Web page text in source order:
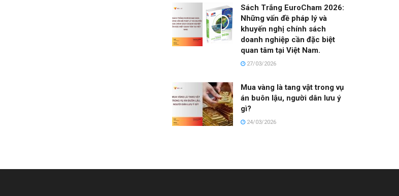
Sách Trắng EuroCham 2026:
Những vấn đề pháp lý và
khuyến nghị chính sách
doanh nghiệp cần đặc biệt
quan tâm tại Việt Nam.
27/03/2026
Mua vàng là tang vật trong vụ
án buôn lậu, người dân lưu ý
gì?
24/03/2026